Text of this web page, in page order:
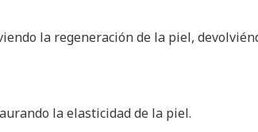
la regeneración de la piel,
la elasticidad de la piel.